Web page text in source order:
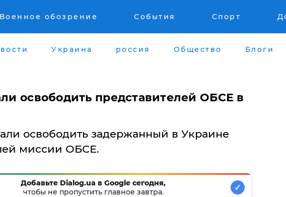
Военное обозрение События Спорт
Украина россия Общество Блоги
освободить представителей ОБСЕ в
освободить задержанный в Украине
миссии ОБСЕ.
Добавьте Dialog.ua в Google сегодня,
чтобы не пропустить главное завтра.
✓